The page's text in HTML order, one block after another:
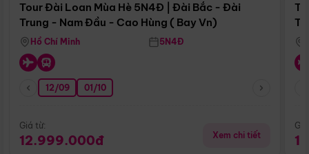
Tour Đài Loan Mùa Hè 5N4Đ | Đài Bắc - Đài
Trung - Nam Đầu - Cao Hùng ( Bay Vn)
Hồ Chí Minh 5N4Đ
12/09 01/10
Giá từ:
12.999.000đ Xem chi tiết